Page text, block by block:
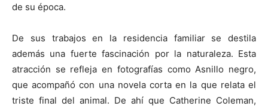
de su época.
De sus trabajos en la residencia familiar se destila
además una fuerte fascinación por la naturaleza. Esta
atracción se refleja en fotografías como Asnillo negro,
que acompañó con una novela corta en la que relata el
triste final del animal. De ahí que Catherine Coleman,